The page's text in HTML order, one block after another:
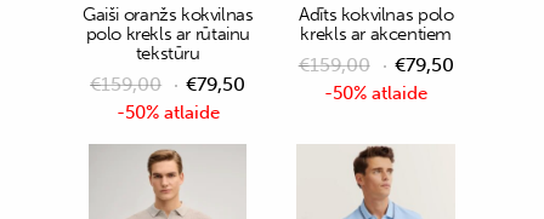
-50% atlaide
Gaiši oranžs kokvilnas
polo krekls ar rūtainu
tekstūru
€159,00 €79,50 -50% atlaide
Adīts kokvilnas polo
krekls ar akcentiem
€159,00 €79,50